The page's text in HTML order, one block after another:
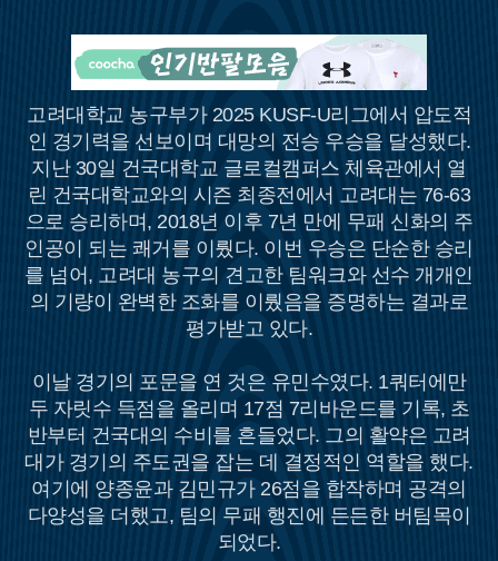
고려대학교 농구부가 2025 KUSF-U리그에서 압도적
인 경기력을 선보이며 대망의 전승 우승을 달성했다.
지난 30일 건국대학교 글로컬캠퍼스 체육관에서 열
린 건국대학교와의 시즌 최종전에서 고려대는 76-63
으로 승리하며, 2018년 이후 7년 만에 무패 신화의 주
인공이 되는 쾌거를 이뤘다. 이번 우승은 단순한 승리
를 넘어, 고려대 농구의 견고한 팀워크와 선수 개개인
의 기량이 완벽한 조화를 이뤘음을 증명하는 결과로
평가받고 있다.
이날 경기의 포문을 연 것은 유민수였다. 1쿼터에만
두 자릿수 득점을 올리며 17점 7리바운드를 기록, 초
반부터 건국대의 수비를 흔들었다. 그의 활약은 고려
대가 경기의 주도권을 잡는 데 결정적인 역할을 했다.
여기에 양종윤과 김민규가 26점을 합작하며 공격의
다양성을 더했고, 팀의 무패 행진에 든든한 버팀목이
되었다.